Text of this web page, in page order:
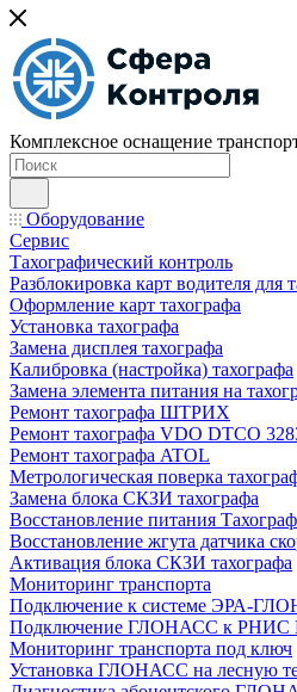
Комплексное оснащение
Оборудование
Сервис
Тахографический контроль
Разблокировка карт водителя для
Оформление карт тахографа
Установка тахографа
Замена дисплея тахографа
Калибровка (настройка) тахографа
Замена элемента питания на
Ремонт тахографа ШТРИХ
Ремонт тахографа VDO DTCO
Ремонт тахографа ATOL
Метрологическая поверка
Замена блока СКЗИ тахографа
Восстановление питания
Восстановление жгута датчика
Активация блока СКЗИ тахографа
Мониторинг транспорта
Подключение к системе ЭРА-
Подключение ГЛОНАСС к РНИС
Мониторинг транспорта под ключ
Установка ГЛОНАСС на лесную